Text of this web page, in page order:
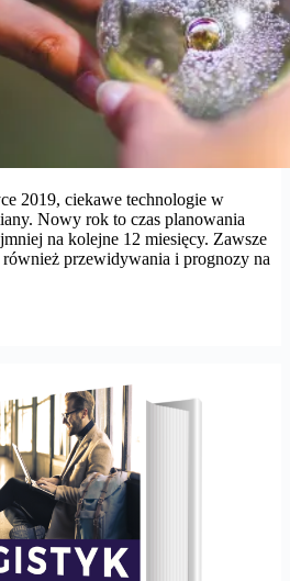
2019, ciekawe technologie w
Nowy rok to czas planowania
na kolejne 12 miesięcy. Zawsze
przewidywania i prognozy na